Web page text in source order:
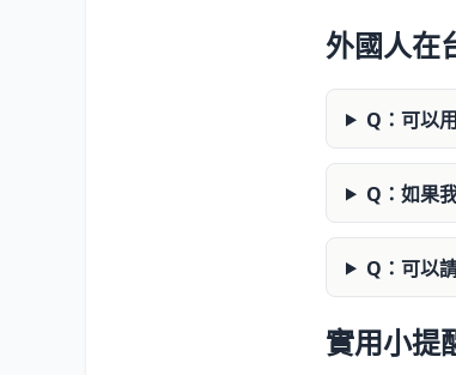
外國人在
Q：可以
Q：如果
Q：可以
實用小提